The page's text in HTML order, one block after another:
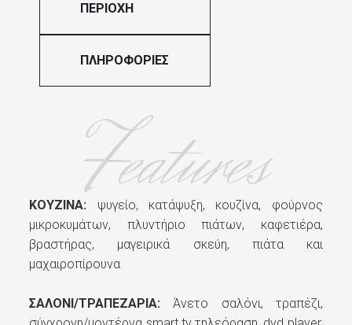
ΠΕΡΙΟΧΗ
ΠΛΗΡΟΦΟΡΙΕΣ
Features
ΚΟΥΖΙΝΑ: ψυγείο, κατάψυξη, κουζίνα, φούρνος
μικροκυμάτων, πλυντήριο πιάτων, καφετιέρα,
βραστήρας, μαγειρικά σκεύη, πιάτα και
μαχαιροπίρουνα
ΣΑΛΟΝΙ/ΤΡΑΠΕΖΑΡΙΑ: Άνετο σαλόνι, τραπέζι,
ΠΛΗΡΟΦΟΡΙΕΣ:
ΕΛΑΧΙΣΤΗ ΔΙΑΜΟΝΗ